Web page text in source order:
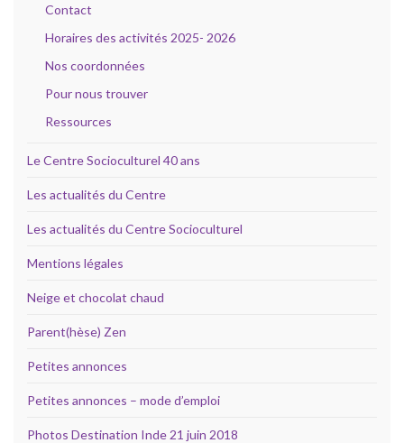
Contact
Horaires des activités 2025- 2026
Nos coordonnées
Pour nous trouver
Ressources
Le Centre Socioculturel 40 ans
Les actualités du Centre
Les actualités du Centre Socioculturel
Mentions légales
Neige et chocolat chaud
Parent(hèse) Zen
Petites annonces
Petites annonces – mode d’emploi
Photos Destination Inde 21 juin 2018